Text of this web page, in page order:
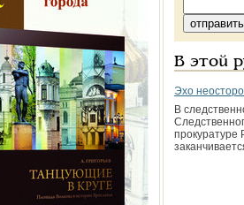
В этой
Эхо
В